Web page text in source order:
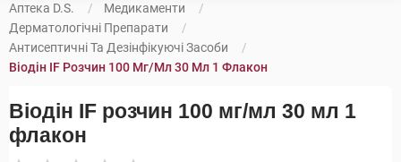
Аптека D.S.
Медикаменти
Дерматологічні Препарати
Антисептичні Та Дезінфікуючі Засоби
Віодін IF Розчин 100 Мг/мл 30 Мл 1 Флакон
Віодін IF розчин 100 мг/мл 30 мл 1
флакон